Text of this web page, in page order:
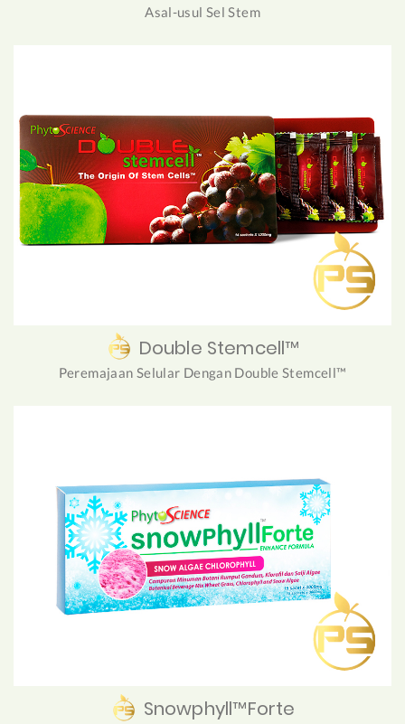
Asal-usul Sel Stem
Double Stemcell™
Peremajaan Selular Dengan Double Stemcell™
Snowphyll™Forte